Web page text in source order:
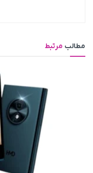
مطالب مرتبط